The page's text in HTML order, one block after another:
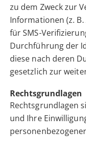
zu dem Zweck zur
Informationen (z.
für SMS-
Durchführung der
diese nach deren
gesetzlich zur
Rechtsgrundlagen
Rechtsgrundlagen
und Ihre